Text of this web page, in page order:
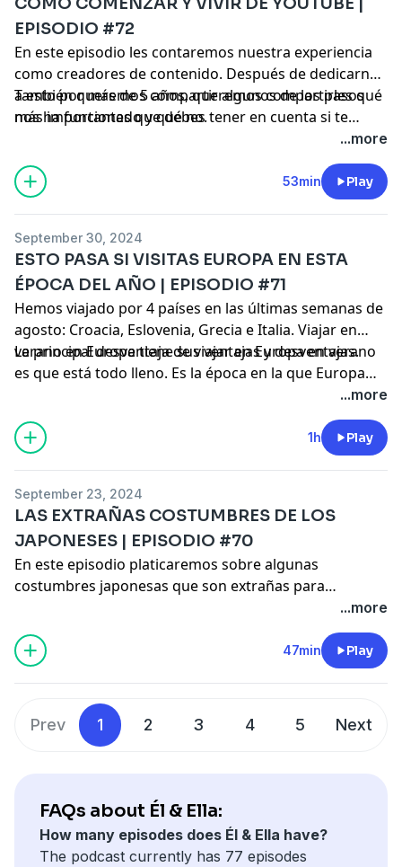
EPISODIO #72
En este episodio les contaremos nuestra experiencia
como creadores de contenido. Después de dedicarnos
a esto por más de 5 años, queremos compartirles qué
nos ha funcionado y qué no.
También queremos compartir algunos de los pasos
más importantes que debes tener en cuenta si te
gustaría comenzar a crear contenido y hacer de esto
...more
53min Play
September 30, 2024
ESTO PASA SI VISITAS EUROPA EN ESTA
ÉPOCA DEL AÑO | EPISODIO #71
Hemos viajado por 4 países en las últimas semanas de
agosto: Croacia, Eslovenia, Grecia e Italia. Viajar en
verano en Europa tiene sus ventajas y desventajas.
La principal desventaja de viajar en Europa en verano
es que está todo lleno. Es la época en la que Europa
recibe más turistas en todo el año, así que los precios
realmente el ideal, con temperaturas por arriba de los
35º C. Muchas veces no podrás disfrutar tu viaje tanto
...more
1h Play
September 23, 2024
LAS EXTRAÑAS COSTUMBRES DE LOS
JAPONESES | EPISODIO #70
En este episodio platicaremos sobre algunas
costumbres japonesas que son extrañas para
estamos acostumbrados, tienen algunas tradiciones
curiosas que queremos compartir con ustedes y
escuchar su opinión. Tuvimos la oportunidad de pasar
poco de su cultura y tradiciones, las cuales les
contaremos en este episodio.
...more
47min Play
Prev 1 2 3 4 5 Next
FAQs about Él & Ella:
How many episodes does Él & Ella have?
The podcast currently has 77 episodes